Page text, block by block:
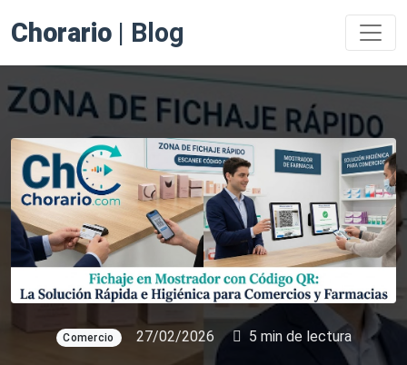
Chorario | Blog
Comercio 27/02/2026 5 min de lectura